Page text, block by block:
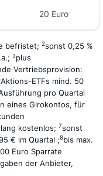
20 Euro
befristet; 2sonst 0,25 %
³plus
Vertriebsprovision:
Aktions-ETFs mind. 50
pro Quartal
eines Girokontos, für
kostenlos; 7sonst
€ im Quartal ;8bis max.
Euro Sparrate
der Anbieter,